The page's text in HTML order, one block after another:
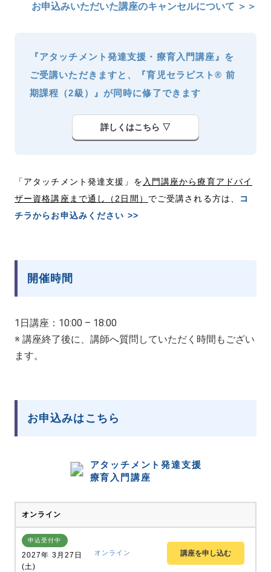
お申込みいただいた講座のキャンセルについて ＞＞
『アタッチメント発達支援・療育入門講座』を
ご受講いただきますと、『育児セラピスト® 前
期課程（2級）』が同時に修了できます
詳しくはこちら ▽
「アタッチメント発達支援」を 入門講座から療育アドバイ
ザー資格講座まで通し（2日間） でご受講される方は、
コ
チラからお申込みください >>
開催時間
1日講座：10:00 – 18:00
※ 講座終了後に、講師へ質問していただく時間もござい
ます。
お申込みはこちら
アタッチメント発達支援
療育入門講座
オンライン
申込受付中
2027年 3月27日
(土)
オンライン